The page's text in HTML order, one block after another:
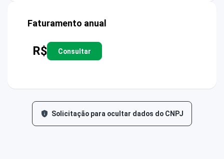
Faturamento anual
R$ Consultar
Solicitação para ocultar dados do CNPJ